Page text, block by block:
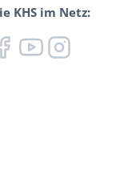
KHS im Netz: